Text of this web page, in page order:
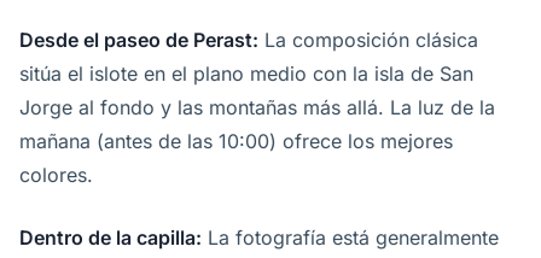
Desde el paseo de Perast: La composición clásica
sitúa el islote en el plano medio con la isla de San
Jorge al fondo y las montañas más allá. La luz de la
mañana (antes de las 10:00) ofrece los mejores
colores.
Dentro de la capilla: La fotografía está generalmente